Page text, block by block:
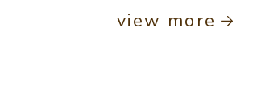
view more